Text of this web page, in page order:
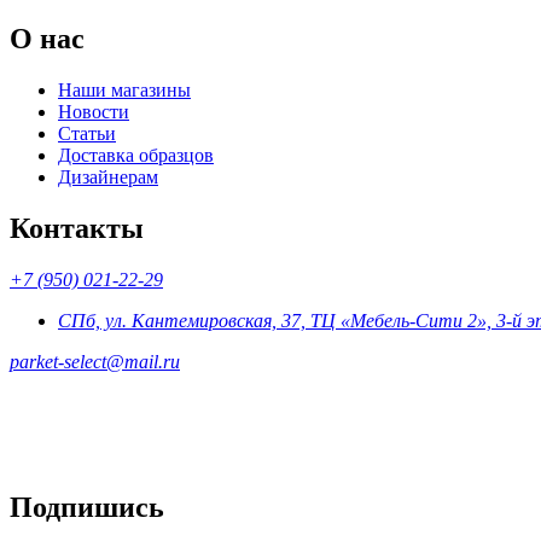
О нас
Наши магазины
Новости
Статьи
Доставка образцов
Дизайнерам
Контакты
+7 (950) 021-22-29
СПб, ул. Кантемировская, 37, ТЦ «Мебель-Сити 2», 3-й
parket-select@mail.ru
Подпишись